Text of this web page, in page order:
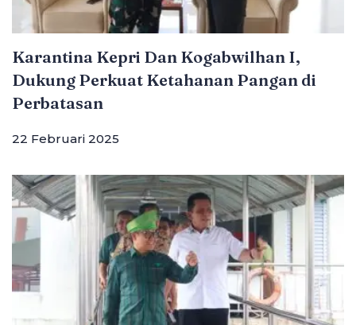
Karantina Kepri Dan Kogabwilhan I,
Dukung Perkuat Ketahanan Pangan di
Perbatasan
22 Februari 2025